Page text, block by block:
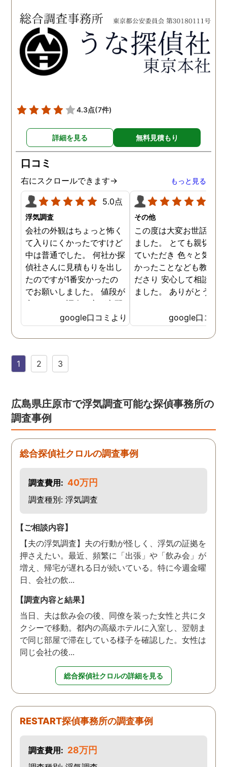
た。 調査も私の望む結果を
得るべく、尽力して頂き、
密に連絡をいただきなが
ら、丁寧に対応してくださ
いました。 おかげで、とて
も、不安で日々辛い気持ち
対応して頂いた上に、かな
り迅速に弁護士に関するア
ドバイスを頂き繋いで下さ
った事、本当に感謝してい
ます。
何かありましたらご相談
せて頂きたいと思います
4.3点(7件)
詳細を見る 無料見積もり
口コミ
右にスクロールできます→ もっと見る
5.0点
浮気調査
会社の外観はちょっと怖く
て入りにくかったですけど
中は普通でした。 何社か探
偵社さんに見積もりを出し
たのですが1番安かったの
でお願いしました。 値段が
安いので、調査の方が心配
でしたがしっかり浮気の証
拠を押さえて頂けました。
ありがとう御座いました。
探偵に頼む事のない人生を
google口コミより
その他
この度は大変お世話にな
ました。 とても親切に
ていただき 色々と気付
かったことなども教えて
ださり 安心して相談が
ました。 ありがとうご
google口コミ
1 2 3
広島県庄原市で浮気調査可能な探偵事務所の
調査事例
総合探偵社クロルの調査事例
調査費用: 40万円
調査種別: 浮気調査
【ご相談内容】
【夫の浮気調査】夫の行動が怪しく、浮気の証拠を
押さえたい。最近、頻繁に「出張」や「飲み会」が
増え、帰宅が遅れる日が続いている。特に今週金曜
日、会社の飲...
【調査内容と結果】
当日、夫は飲み会の後、同僚を装った女性と共にタ
クシーで移動。都内の高級ホテルに入室し、翌朝ま
で同じ部屋で滞在している様子を確認した。女性は
同じ会社の後...
総合探偵社クロルの詳細を見る
RESTART探偵事務所の調査事例
調査費用: 28万円